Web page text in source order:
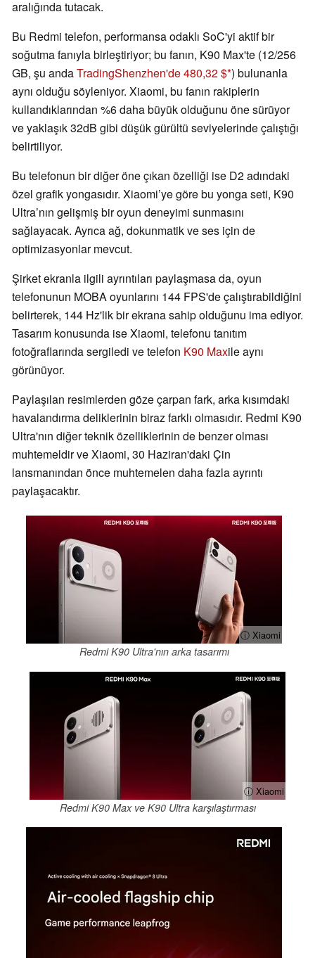
aralığında tutacak.
Bu Redmi telefon, performansa odaklı SoC'yi aktif bir
soğutma fanıyla birleştiriyor; bu fanın, K90 Max'te (12/256
GB, şu andaTradingShenzhen'de 480,32 $ ) bulunanla
aynı olduğu söyleniyor. Xiaomi, bu fanın rakiplerin
kullandıklarından %6 daha büyük olduğunu öne sürüyor
ve yaklaşık 32dB gibi düşük gürültü seviyelerinde çalıştığı
belirtiliyor.
Bu telefonun bir diğer öne çıkan özelliği ise D2 adındaki
özel grafik yongasıdır. Xiaomi’ye göre bu yonga seti, K90
Ultra’nın gelişmiş bir oyun deneyimi sunmasını
sağlayacak. Ayrıca ağ, dokunmatik ve ses için de
optimizasyonlar mevcut.
Şirket ekranla ilgili ayrıntıları paylaşmasa da, oyun
telefonunun MOBA oyunlarını 144 FPS'de çalıştırabildiğini
belirterek, 144 Hz'lik bir ekrana sahip olduğunu ima ediyor.
Tasarım konusunda ise Xiaomi, telefonu tanıtım
fotoğraflarında sergiledi ve telefon K90 Maxile aynı
görünüyor.
Paylaşılan resimlerden göze çarpan fark, arka kısımdaki
havalandırma deliklerinin biraz farklı olmasıdır. Redmi K90
Ultra'nın diğer teknik özelliklerinin de benzer olması
muhtemeldir ve Xiaomi, 30 Haziran'daki Çin
lansmanından önce muhtemelen daha fazla ayrıntı
paylaşacaktır.
ⓘ Xiaomi
Redmi K90 Ultra'nın arka tasarımı
ⓘ Xiaomi
Redmi K90 Max ve K90 Ultra karşılaştırması